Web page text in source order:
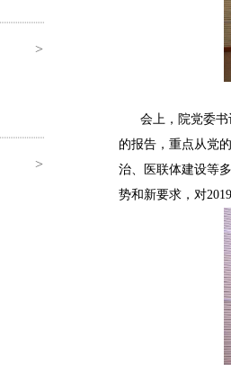
>
>
会上，院党委
的报告，重点从党
治、医联体建设等
势和新要求，对